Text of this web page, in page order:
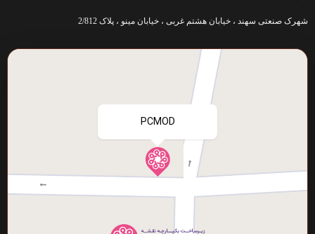
شهرک صنعتی سهند ، خیابان هشتم غربی ، خیابان مینو ، پلاک 2/812